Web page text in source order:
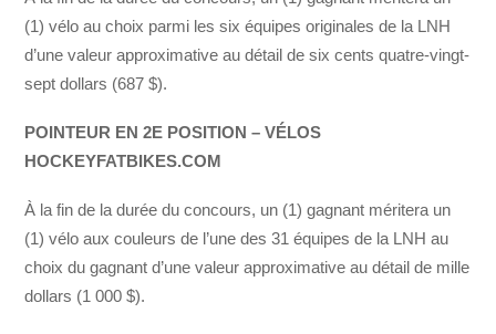
(1) vélo au choix parmi les six équipes originales de la LNH
d’une valeur approximative au détail de six cents quatre-vingt-
sept dollars (687 $).
POINTEUR EN 2E POSITION – VÉLOS
HOCKEYFATBIKES.COM
À la fin de la durée du concours, un (1) gagnant méritera un
(1) vélo aux couleurs de l’une des 31 équipes de la LNH au
choix du gagnant d’une valeur approximative au détail de mille
dollars (1 000 $).